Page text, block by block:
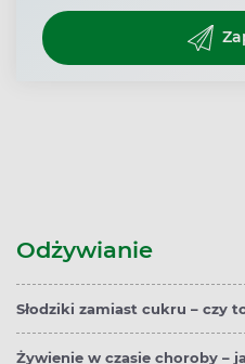
Odżywianie
Słodziki zamiast cukru – czy
Żywienie w czasie choroby –